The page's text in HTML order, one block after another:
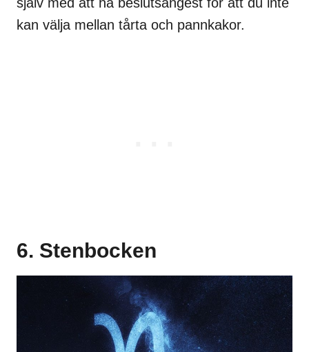
kan välja mellan tårta och pannkakor.
6. Stenbocken